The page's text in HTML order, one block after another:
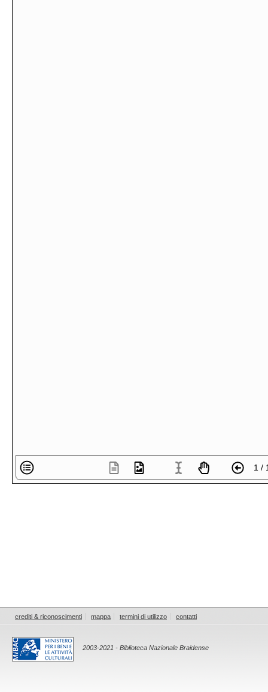
1 /
crediti & riconoscimenti mappa termini di utilizzo contatti
2003-2021 - Biblioteca Nazionale Braidense